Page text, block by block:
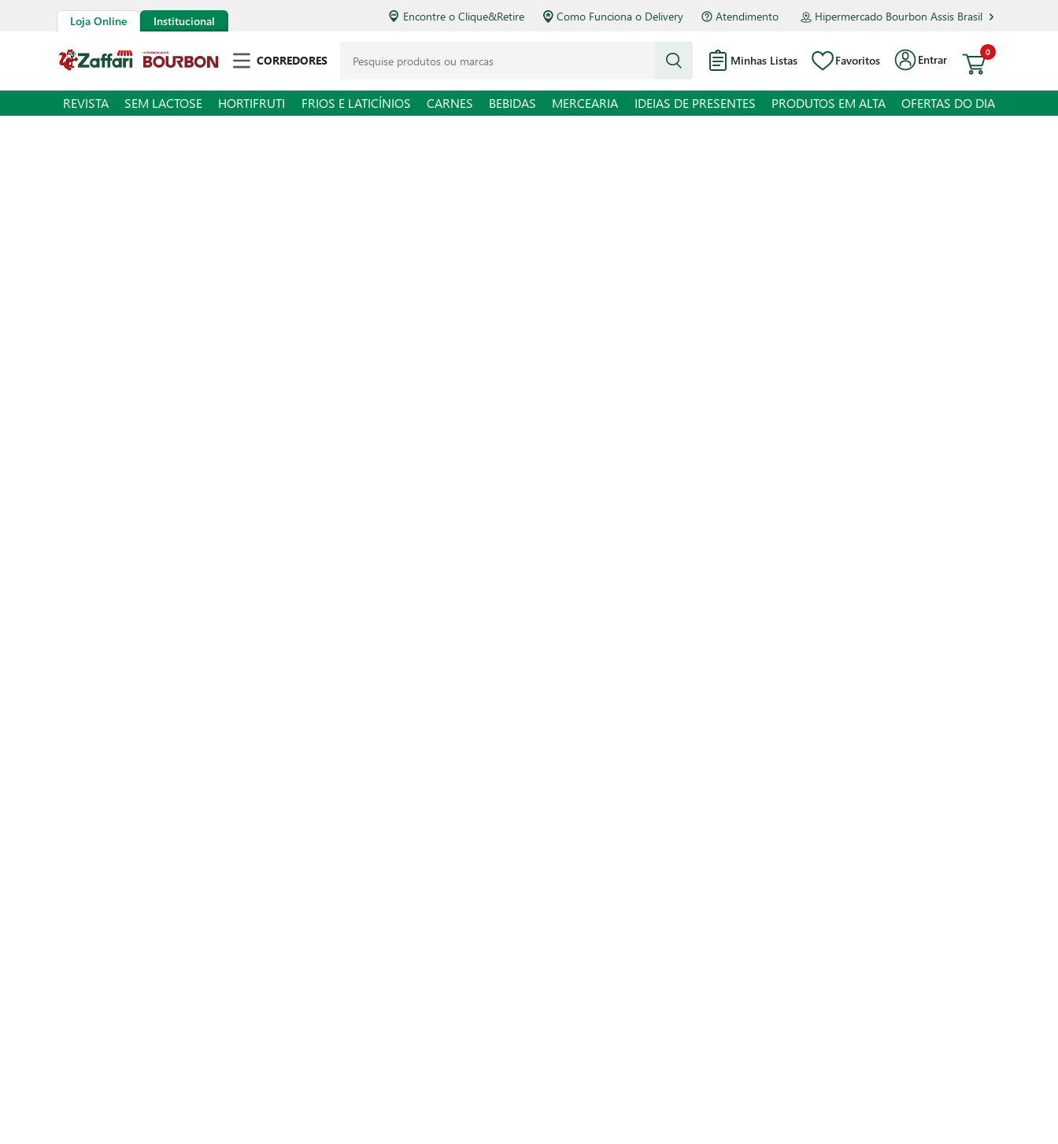
Loja Online Institucional Encontre o Clique&Retire Como Funciona o Delivery Atendimento Hipermercado Bourbon Assis Brasil
CORREDORES Minhas Listas Favoritos Entrar
0
REVISTA SEM LACTOSE HORTIFRUTI FRIOS E LATICÍNIOS CARNES BEBIDAS MERCEARIA IDEIAS DE PRESENTES PRODUTOS EM ALTA OFERTAS DO DIA